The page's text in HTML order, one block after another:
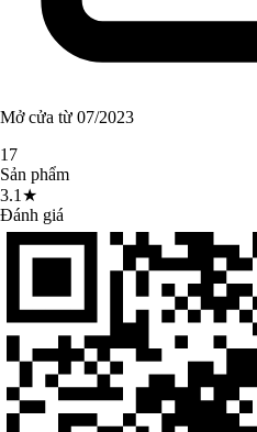
Mở cửa từ 07/2023
17
Sản phẩm
3.1★
Đánh giá